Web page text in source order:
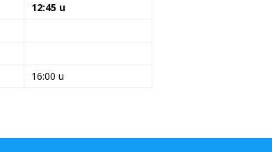
12:45 u
16:00 u